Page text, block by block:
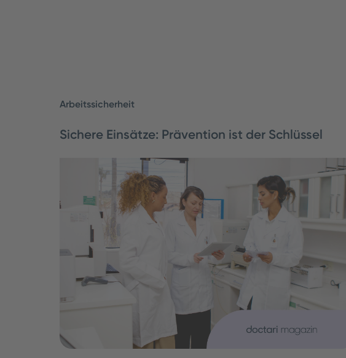
Arbeitssicherheit
Sichere Einsätze: Prävention ist der Schlüssel
Arbeitgeber müssen ihre Arbeitskräfte schützen,
angefangen mit der Sicherheit am Arbeitsplatz. Doch wie
funktioniert das für Zeitarbeitskräfte?